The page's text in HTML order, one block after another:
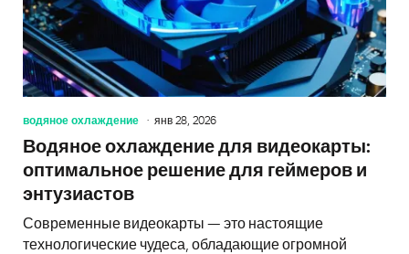
водяное охлаждение янв 28, 2026
Водяное охлаждение для видеокарты:
оптимальное решение для геймеров и
энтузиастов
Современные видеокарты — это настоящие
технологические чудеса, обладающие огромной